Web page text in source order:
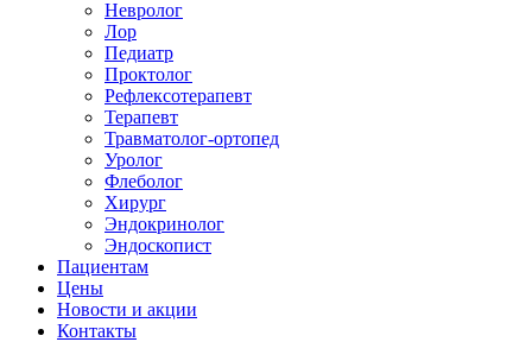
Невролог
Лор
Педиатр
Проктолог
Рефлексотерапевт
Терапевт
Травматолог-ортопед
Уролог
Флеболог
Хирург
Эндокринолог
Эндоскопист
Пациентам
Цены
Новости и акции
Контакты